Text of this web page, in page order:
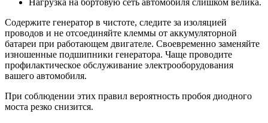
Нагрузка на бортовую сеть автомобиля слишком велика.
Содержите генератор в чистоте, следите за изоляцией
проводов и не отсоединяйте клеммы от аккумуляторной
батареи при работающем двигателе. Своевременно заменяйте
изношенные подшипники генератора. Чаще проводите
профилактическое обслуживание электрооборудования
вашего автомобиля.
При соблюдении этих правил вероятность пробоя диодного
моста резко снизится.